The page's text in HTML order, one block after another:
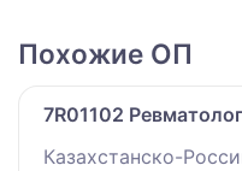
Похожие ОП
7R01102
Казахстанско-